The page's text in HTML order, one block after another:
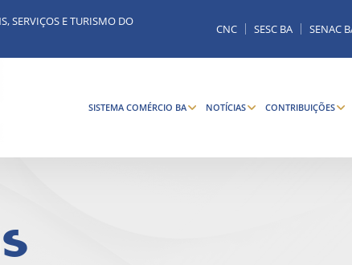
SERVIÇOS E TURISMO DO
CNC SESC BA SENAC
SISTEMA COMÉRCIO BA NOTÍCIAS CONTRIBUIÇÕES